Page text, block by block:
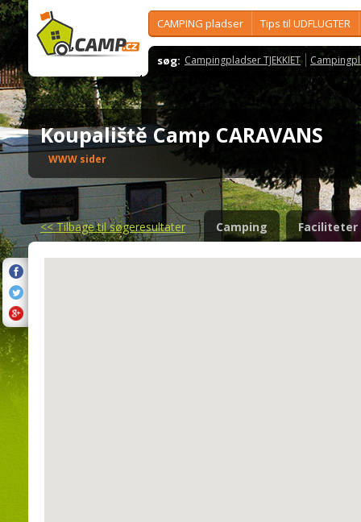
CAMPING pladser Tips til UDFLUGTER
søg: Campingpladser TJEKKIET
Koupaliště Camp CARAVANS
WWW sider
<<Tilbage til søgeresultater Camping Faciliteter